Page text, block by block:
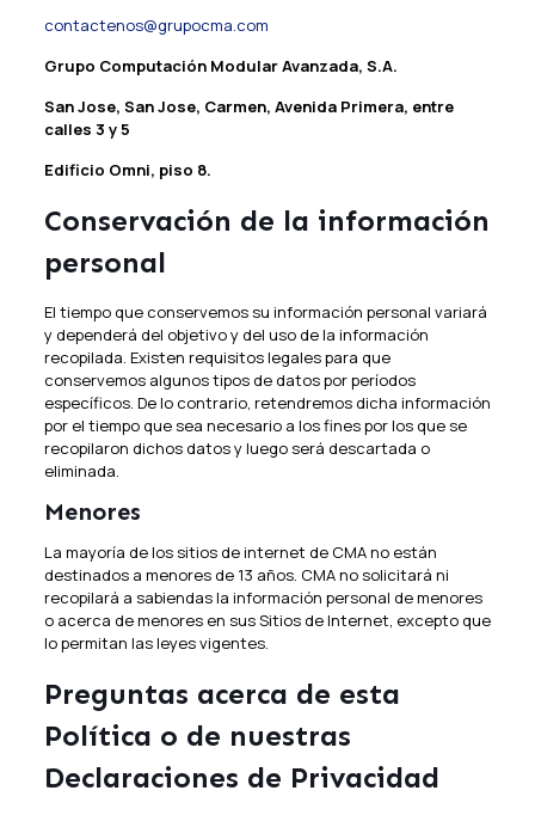
contactenos@grupocma.com
Grupo Computación Modular Avanzada, S.A.
San Jose, San Jose, Carmen, Avenida Primera, entre
calles 3 y 5
Edificio Omni, piso 8.
Conservación de la información
personal
El tiempo que conservemos su información personal variará
y dependerá del objetivo y del uso de la información
recopilada. Existen requisitos legales para que
conservemos algunos tipos de datos por períodos
específicos. De lo contrario, retendremos dicha información
por el tiempo que sea necesario a los fines por los que se
recopilaron dichos datos y luego será descartada o
eliminada.
Menores
La mayoría de los sitios de internet de CMA no están
destinados a menores de 13 años. CMA no solicitará ni
recopilará a sabiendas la información personal de menores
o acerca de menores en sus Sitios de Internet, excepto que
lo permitan las leyes vigentes.
Preguntas acerca de esta
Política o de nuestras
Declaraciones de Privacidad